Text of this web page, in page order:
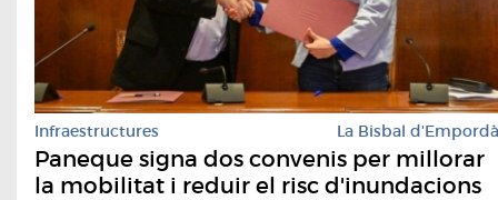
Infraestructures La Bisbal d'Empordà
Paneque signa dos convenis per millorar
la mobilitat i reduir el risc d'inundacions